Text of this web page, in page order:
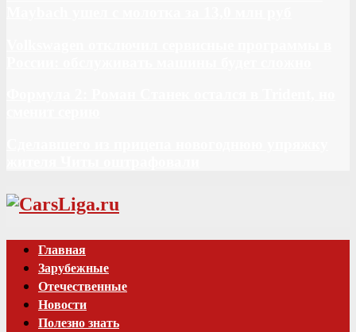
Vk
Главная
Зарубежные
Отечественные
Новости
Полезно знать